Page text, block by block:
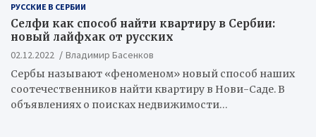
РУССКИЕ В СЕРБИИ
Селфи как способ найти квартиру в Сербии:
новый лайфхак от русских
02.12.2022
Владимир Басенков
Сербы называют «феноменом» новый способ наших
соотечественников найти квартиру в Нови-Саде. В
объявлениях о поисках недвижимости…